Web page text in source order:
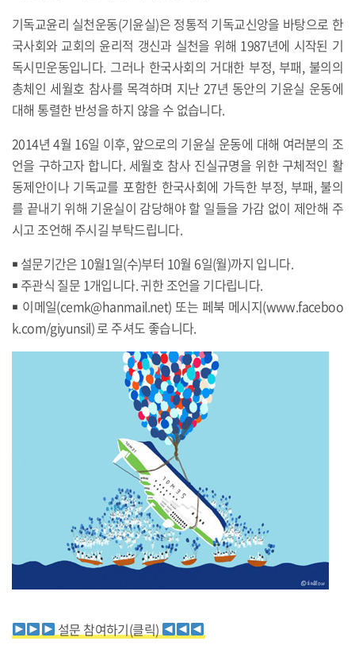
기독교윤리 실천운동(기윤실)은 정통적 기독교신앙을 바탕으로 한
국사회와 교회의 윤리적 갱신과 실천을 위해 1987년에 시작된 기
독시민운동입니다. 그러나 한국사회의 거대한 부정, 부패, 불의의
총체인 세월호 참사를 목격하며 지난 27년 동안의 기윤실 운동에
대해 통렬한 반성을 하지 않을 수 없습니다.
2014년 4월 16일 이후, 앞으로의 기윤실 운동에 대해 여러분의 조
언을 구하고자 합니다. 세월호 참사 진실규명을 위한 구체적인 활
동제안이나 기독교를 포함한 한국사회에 가득한 부정, 부패, 불의
를 끝내기 위해 기윤실이 감당해야 할 일들을 가감 없이 제안해 주
시고 조언해 주시길 부탁드립니다.
￭ 설문기간은 10월1일(수)부터 10월 6일(월)까지 입니다.
￭ 주관식 질문 1개입니다. 귀한 조언을 기다립니다.
￭ 이메일(cemk@hanmail.net) 또는 페북 메시지(www.faceboo
k.com/giyunsil) 로 주셔도 좋습니다.
설문 참여하기(클릭)